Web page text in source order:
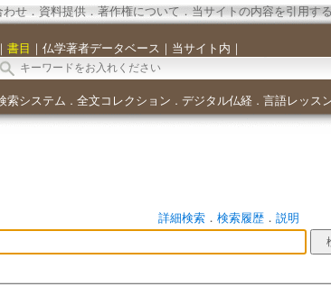
わせ． 資料提供． 著作権について．当サイトの内容を引用する
｜ 書目 ｜ 仏学著者データベース ｜ 当サイト内 ｜
索システム ． 全文コレクション ． デジタル仏経． 言語レッス
詳細検索． 検索履歴． 説明